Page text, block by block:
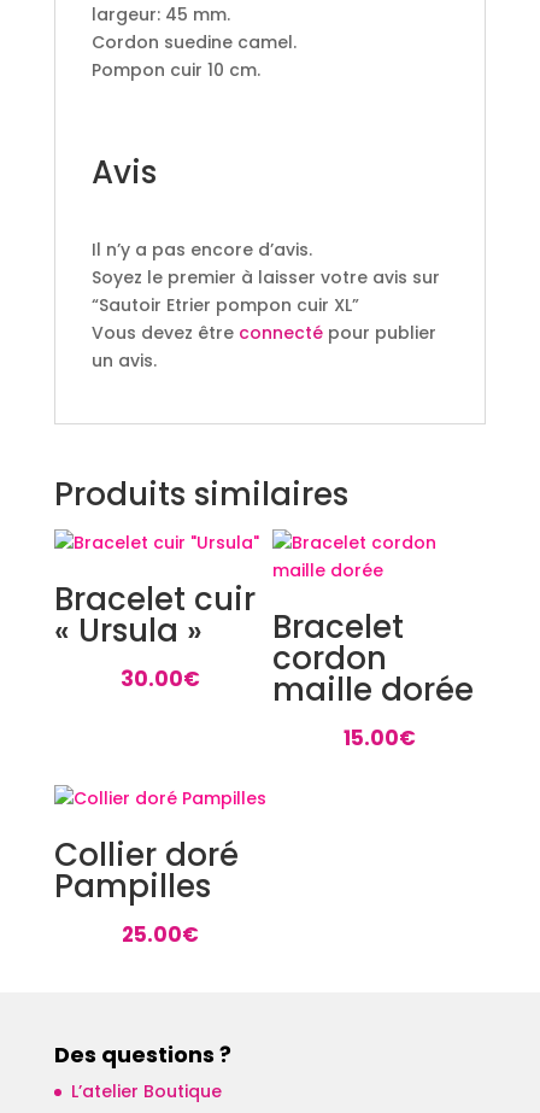
largeur: 45 mm.
Cordon suedine camel.
Pompon cuir 10 cm.
Avis
Il n’y a pas encore d’avis.
Soyez le premier à laisser votre avis sur
“Sautoir Etrier pompon cuir XL”
Vous devez être connectépour publier
un avis.
Produits similaires
Bracelet cuir
« Ursula »
30.00€
Bracelet
cordon
maille dorée
15.00€
Collier doré
Pampilles
25.00€
Des questions ?
L’atelier Boutique